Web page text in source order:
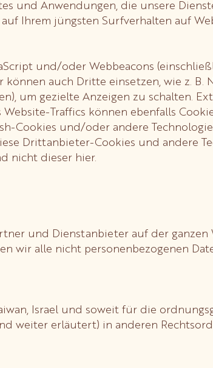
und Anwendungen, die unsere
Ihrem jüngsten Surfverhalten auf
und/oder Webbeacons
auch Dritte einsetzen, wie z. B.
um gezielte Anzeigen zu schalten.
Traffics können ebenfalls
Cookies und/oder andere
Drittanbieter-Cookies und andere
nicht dieser hier.
und Dienstanbieter auf der ganzen
wir alle nicht personenbezogenen
Israel und soweit für die
weiter erläutert) in anderen